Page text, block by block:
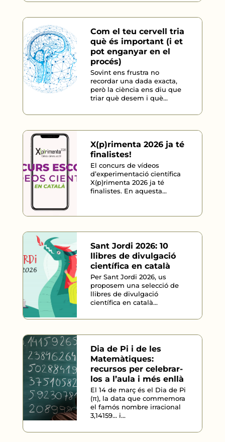
Com el teu cervell tria
què és important (i et
pot enganyar en el
procés)
Sovint ens frustra no
recordar una dada exacta,
però la ciència ens diu que
triar què desem i què...
X(p)rimenta 2026 ja té
finalistes!
El concurs de vídeos
d’experimentació científica
X(p)rimenta 2026 ja té
finalistes. En aquesta...
Sant Jordi 2026: 10
llibres de divulgació
científica en català
Per Sant Jordi 2026, us
proposem una selecció de
llibres de divulgació
científica en català...
Dia de Pi i de les
Matemàtiques:
recursos per celebrar-
los a l’aula i més enllà
El 14 de març és el Dia de Pi
(π), la data que commemora
el famós nombre irracional
3,14159… i...